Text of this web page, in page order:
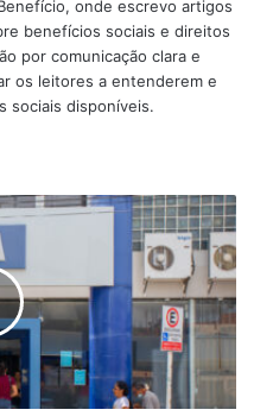
onde escrevo artigos
benefícios sociais e direitos
por comunicação clara e
os leitores a entenderem e
sociais disponíveis.